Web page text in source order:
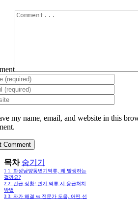
my name, email, and website in this
목차 숨기기
1 1. 화성남양동변기역류, 왜 발생하는
걸까요?
2 2. 긴급 상황! 변기 역류 시 응급처치
방법
3 3. 자가 해결 vs 전문가 도움, 어떤 선